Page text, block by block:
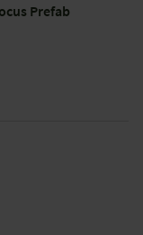
Prefab